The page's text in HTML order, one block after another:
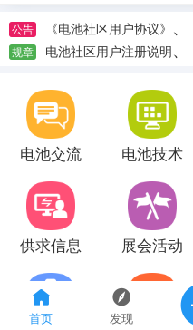
首页 发现
公告 《电池社区用户协议》 、
规章 电池社区用户注册说明、
电池交流 电池技术
供求信息 展会活动